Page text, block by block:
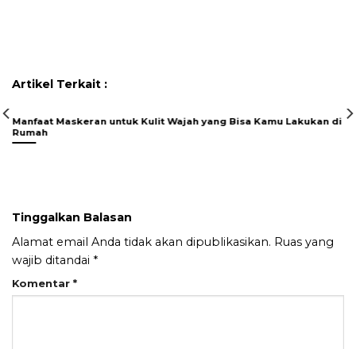
Artikel Terkait :
Manfaat Maskeran untuk Kulit Wajah yang Bisa Kamu Lakukan di
Rumah
Tinggalkan Balasan
Alamat email Anda tidak akan dipublikasikan. Ruas yang
wajib ditandai *
Komentar *